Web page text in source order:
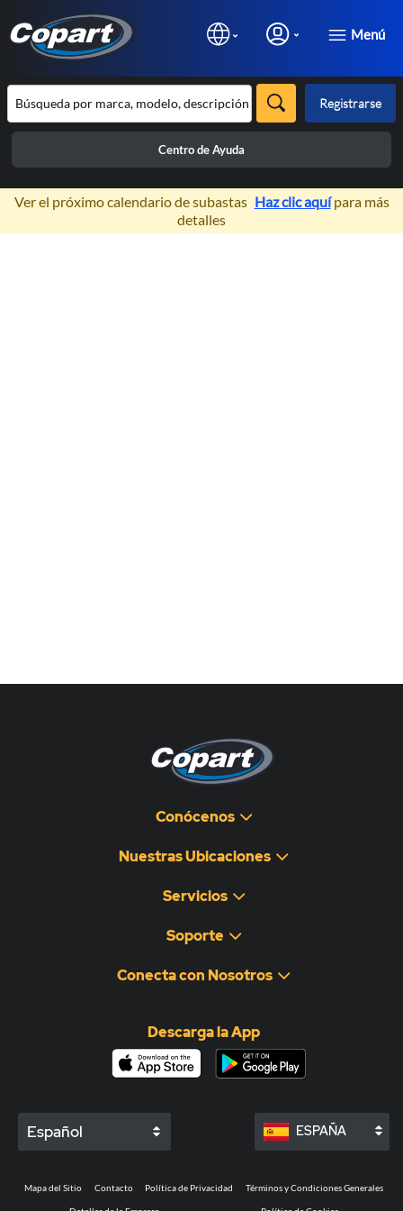
Menú
Registrarse
Centro de Ayuda
×
Ver el próximo calendario de subastas Haz clic aquípara más
detalles
Conócenos
Nuestras Ubicaciones
Servicios
Soporte
Conecta con Nosotros
Descarga la App
Español ESPAÑA
Mapa del Sitio Contacto Política de Privacidad Términos y Condiciones Generales